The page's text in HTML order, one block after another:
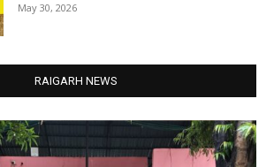
May 30, 2026
RAIGARH NEWS